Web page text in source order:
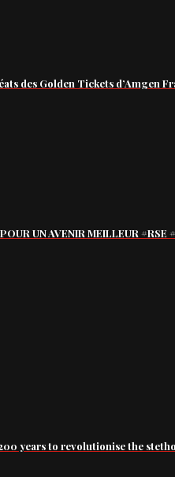
des Golden Tickets d’Amgen
UN AVENIR MEILLEUR
years to revolutionise the